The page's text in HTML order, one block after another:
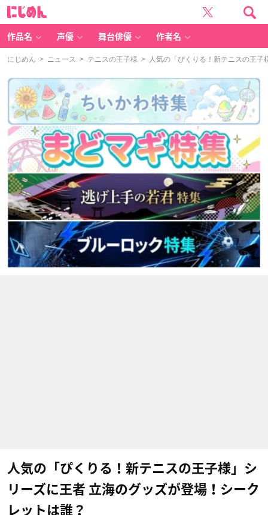
作品名 声優 舞台俳優 作者名
にじめん > ニュース > テニスの王子様 > 人気の「ぴくりる！新テニスの王子
人気の「ぴくりる！新テニスの王子様」シ
リーズに王者 立海のグッズが登場！シーク
レットは誰？